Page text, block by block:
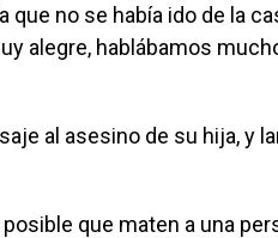
que no se había ido de la
alegre, hablábamos
al asesino de su hija, y
que maten a una